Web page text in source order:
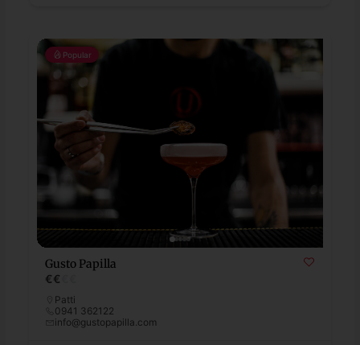
Popular
Gusto Papilla
€€
Patti
0941 362122
info@gustopapilla.com